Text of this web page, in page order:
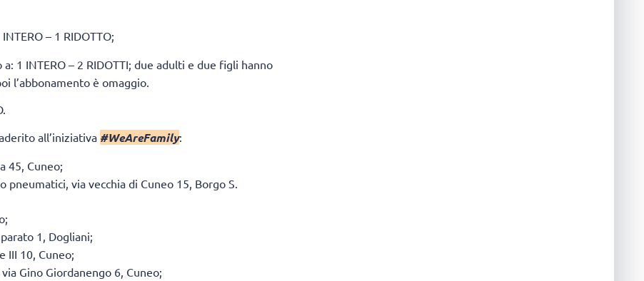
– 1 RIDOTTO;
1 INTERO – 2 RIDOTTI; due adulti e due figli hanno
l’abbonamento è omaggio.
all’iniziativa #WeAreFamily:
45, Cuneo;
via vecchia di Cuneo 15, Borgo S.
1, Dogliani;
III 10, Cuneo;
Gino Giordanengo 6, Cuneo;